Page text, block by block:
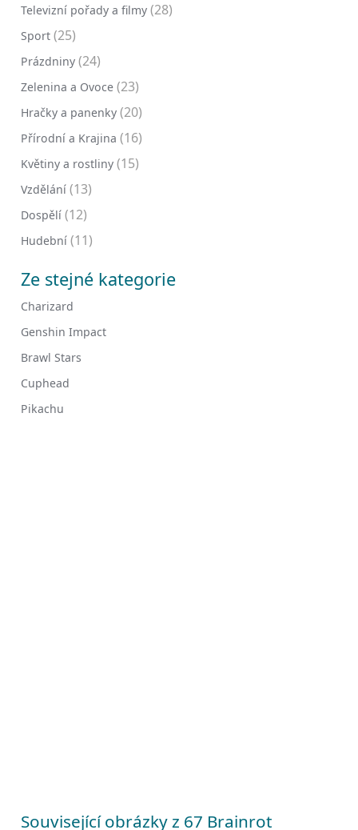
Televizní pořady a filmy (28)
Sport (25)
Prázdniny (24)
Zelenina a Ovoce (23)
Hračky a panenky (20)
Přírodní a Krajina (16)
Květiny a rostliny (15)
Vzdělání (13)
Dospělí (12)
Hudební (11)
Ze stejné kategorie
Charizard
Genshin Impact
Brawl Stars
Cuphead
Pikachu
Související obrázky z 67 Brainrot